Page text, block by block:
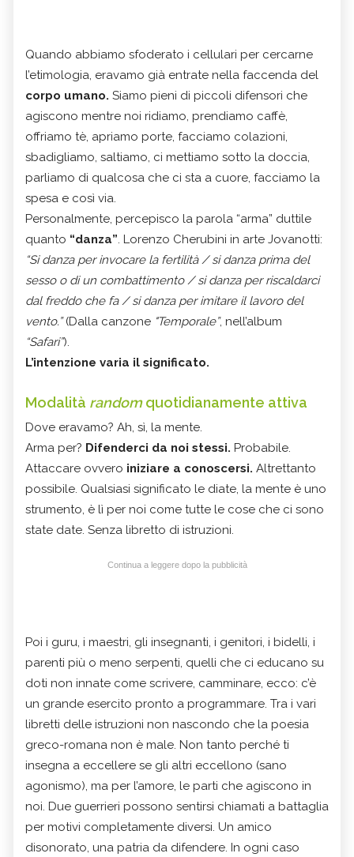
Quando abbiamo sfoderato i cellulari per cercarne
l’etimologia, eravamo già entrate nella faccenda del
corpo umano. Siamo pieni di piccoli difensori che
agiscono mentre noi ridiamo, prendiamo caffè,
offriamo tè, apriamo porte, facciamo colazioni,
sbadigliamo, saltiamo, ci mettiamo sotto la doccia,
parliamo di qualcosa che ci sta a cuore, facciamo la
spesa e così via.
Personalmente, percepisco la parola “arma” duttile
quanto “danza”. Lorenzo Cherubini in arte Jovanotti:
“Si danza per invocare la fertilità / si danza prima del
sesso o di un combattimento / si danza per riscaldarci
dal freddo che fa / si danza per imitare il lavoro del
vento.”(Dalla canzone "Temporale”, nell’album
“Safari”).
L’intenzione varia il significato.
Modalità randomquotidianamente attiva
Dove eravamo? Ah, sì, la mente.
Arma per? Difenderci da noi stessi. Probabile.
Attaccare ovvero iniziare a conoscersi. Altrettanto
possibile. Qualsiasi significato le diate, la mente è uno
strumento, è lì per noi come tutte le cose che ci sono
state date. Senza libretto di istruzioni.
Continua a leggere dopo la pubblicità
Poi i guru, i maestri, gli insegnanti, i genitori, i bidelli, i
parenti più o meno serpenti, quelli che ci educano su
doti non innate come scrivere, camminare, ecco: c’è
un grande esercito pronto a programmare. Tra i vari
libretti delle istruzioni non nascondo che la poesia
greco-romana non è male. Non tanto perché ti
insegna a eccellere se gli altri eccellono (sano
agonismo), ma per l’amore, le parti che agiscono in
noi. Due guerrieri possono sentirsi chiamati a battaglia
per motivi completamente diversi. Un amico
disonorato, una patria da difendere. In ogni caso